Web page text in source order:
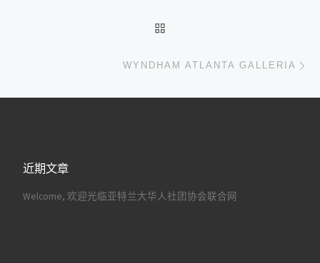
WYNDHAM ATLANTA GALLERIA
近期文章
Welcome, 欢迎光临亚特兰大华人社团协会联合网